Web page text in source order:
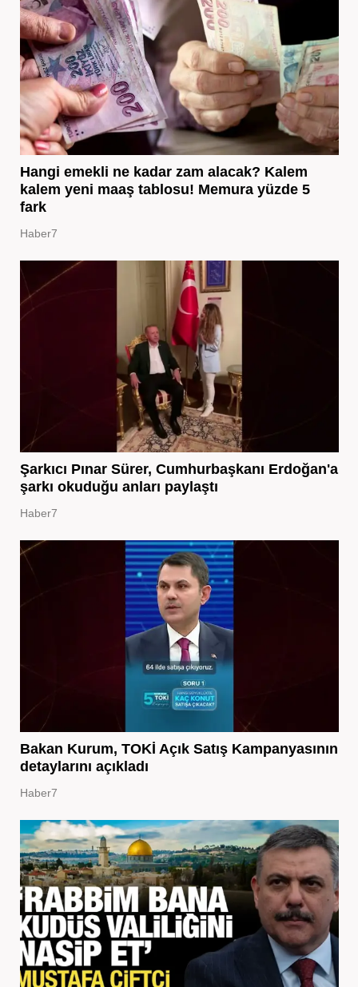
Hangi emekli ne kadar zam alacak? Kalem
kalem yeni maaş tablosu! Memura yüzde 5
fark
Haber7
Şarkıcı Pınar Sürer, Cumhurbaşkanı Erdoğan'a
şarkı okuduğu anları paylaştı
Haber7
Bakan Kurum, TOKİ Açık Satış Kampanyasının
detaylarını açıkladı
Haber7